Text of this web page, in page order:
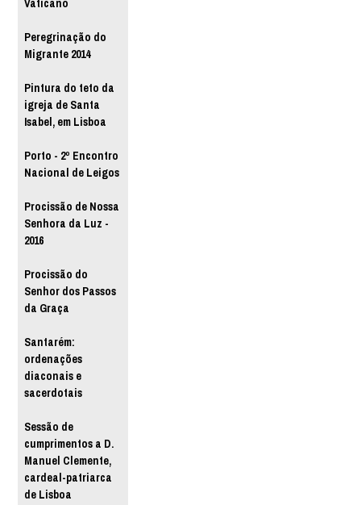
Vaticano
Peregrinação do
Migrante 2014
Pintura do teto da
igreja de Santa
Isabel, em Lisboa
Porto - 2º Encontro
Nacional de Leigos
Procissão de Nossa
Senhora da Luz -
2016
Procissão do
Senhor dos Passos
da Graça
Santarém:
ordenações
diaconais e
sacerdotais
Sessão de
cumprimentos a D.
Manuel Clemente,
cardeal-patriarca
de Lisboa